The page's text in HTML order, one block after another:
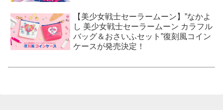
【美少女戦士セーラームーン】”なかよ
し 美少女戦士セーラームーン カラフル
バッグ＆おさいふセット”復刻風コイン
ケースが発売決定！